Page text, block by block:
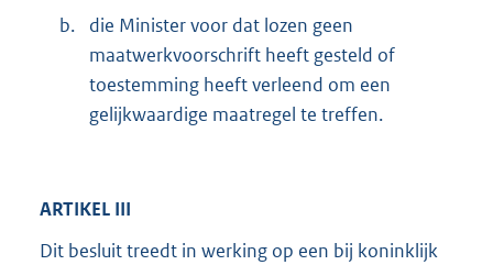
b.
die Minister voor dat lozen geen
maatwerkvoorschrift heeft gesteld of
toestemming heeft verleend om een
gelijkwaardige maatregel te treffen.
ARTIKEL III
Dit besluit treedt in werking op een bij koninklijk